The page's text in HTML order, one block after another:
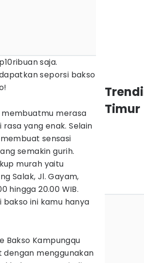
saja.
seporsi bakso
membuatmu merasa
yang enak. Selain
sensasi
semakin gurih.
murah yaitu
Salak, Jl. Gayam,
hingga 20.00 WIB.
ini kamu hanya
Bakso Kampungqu
dengan menggunakan
Timur